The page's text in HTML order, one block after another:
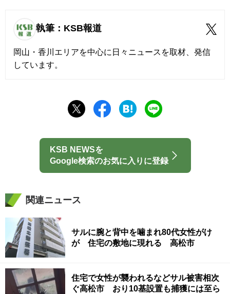
執筆：KSB報道
岡山・香川エリアを中心に日々ニュースを取材、発信
しています。
KSB NEWSを
Google検索のお気に入りに登録
関連ニュース
サルに腕と背中を噛まれ80代女性がけ
が 住宅の敷地に現れる 高松市
住宅で女性が襲われるなどサル被害相次
ぐ高松市 おり10基設置も捕獲には至ら